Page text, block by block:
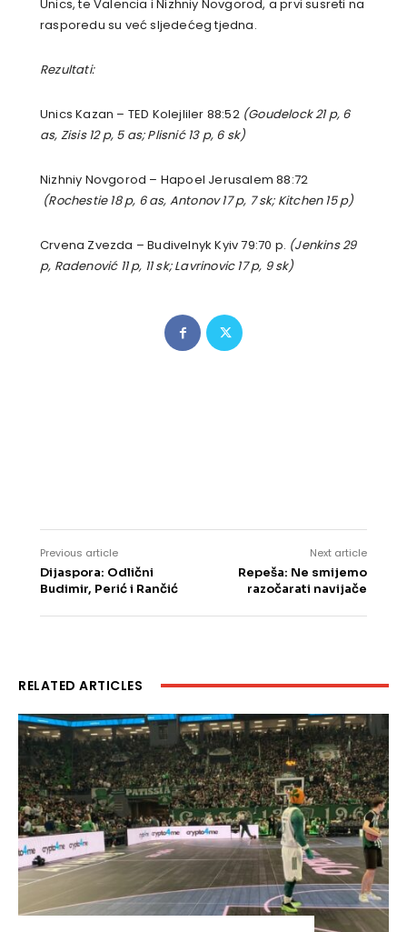
Unics, te Valencia i Nizhniy Novgorod, a prvi susreti na
rasporedu su već sljedećeg tjedna.
Rezultati:
Unics Kazan – TED Kolejliler 88:52 (Goudelock 21 p, 6
as, Zisis 12 p, 5 as; Plisnić 13 p, 6 sk)
Nizhniy Novgorod – Hapoel Jerusalem 88:72
(Rochestie 18 p, 6 as, Antonov 17 p, 7 sk; Kitchen 15 p)
Crvena Zvezda – Budivelnyk Kyiv 79:70 p. (Jenkins 29
p, Radenović 11 p, 11 sk; Lavrinovic 17 p, 9 sk)
Previous article
Dijaspora: Odlični
Budimir, Perić i Rančić
Next article
Repeša: Ne smijemo
razočarati navijače
RELATED ARTICLES